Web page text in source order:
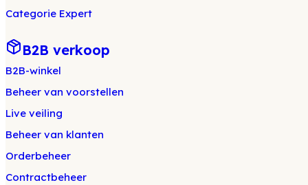
Categorie Expert
B2B verkoop
B2B-winkel
Beheer van voorstellen
Live veiling
Beheer van klanten
Orderbeheer
Contractbeheer